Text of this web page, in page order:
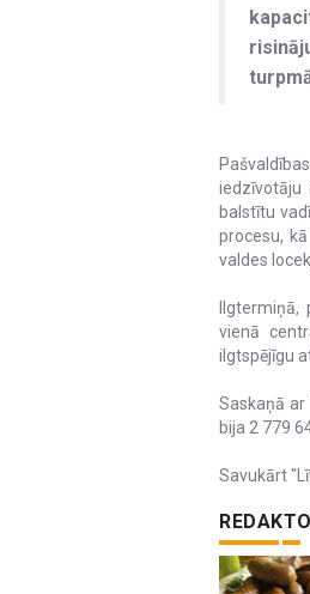
balstītu
procesu,
valdes
vienā
ilgtspējīgu
Saskaņā
bija 2 779
Savukārt